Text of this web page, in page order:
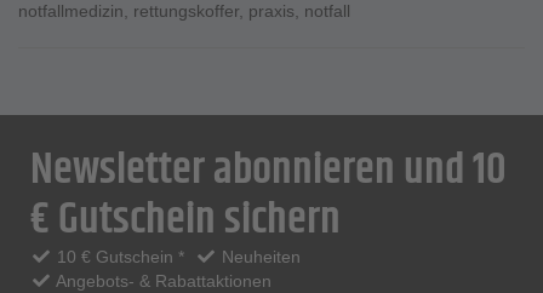
notfallmedizin, rettungskoffer, praxis, notfall
Newsletter abonnieren und 10
€ Gutschein sichern
10 € Gutschein *
Neuheiten
Angebots- & Rabattaktionen